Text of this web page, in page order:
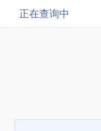
正在查询中